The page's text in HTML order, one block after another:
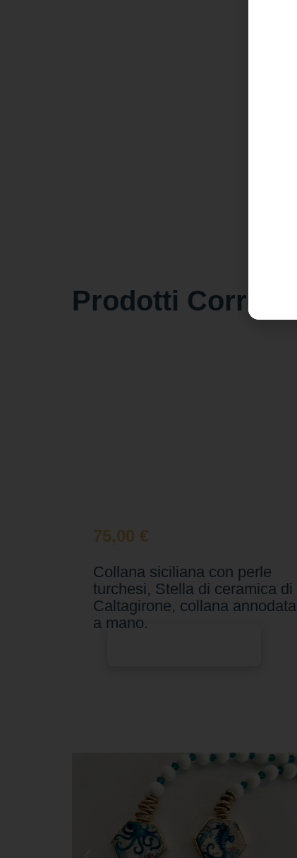
Prodotti Correlati
75,00 €
Collana siciliana con perle
turchesi, Stella di ceramica di
Caltagirone, collana annodata
a mano.